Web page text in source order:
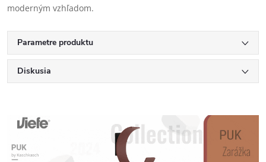
moderným vzhľadom.
Parametre produktu
Diskusia